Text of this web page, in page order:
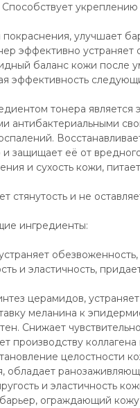
улучшает
эффективно устраняет
баланс кожи после
эффективность
тонера является
антибактериальными
защищает её от
и сухость кожи,
стянутость и не
ингредиенты:
и эластичность,
церамидов, устраняет
меланина к
Снижает
производству
целостности
обладает
и эластичность
ограждающий кожу